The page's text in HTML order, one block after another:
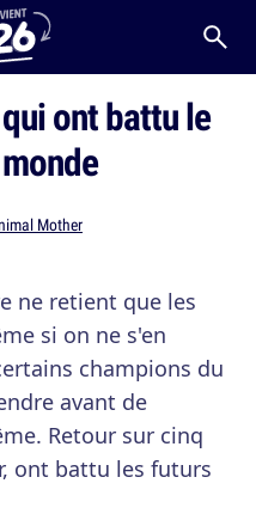
ont battu le
Mother
ne retient que les
si on ne s'en
champions du
avant de
Retour sur cinq
ont battu les futurs